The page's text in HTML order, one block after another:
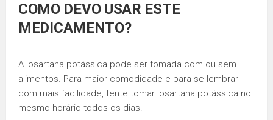
COMO DEVO USAR ESTE
MEDICAMENTO?
A losartana potássica pode ser tomada com ou sem
alimentos. Para maior comodidade e para se lembrar
com mais facilidade, tente tomar losartana potássica no
mesmo horário todos os dias.